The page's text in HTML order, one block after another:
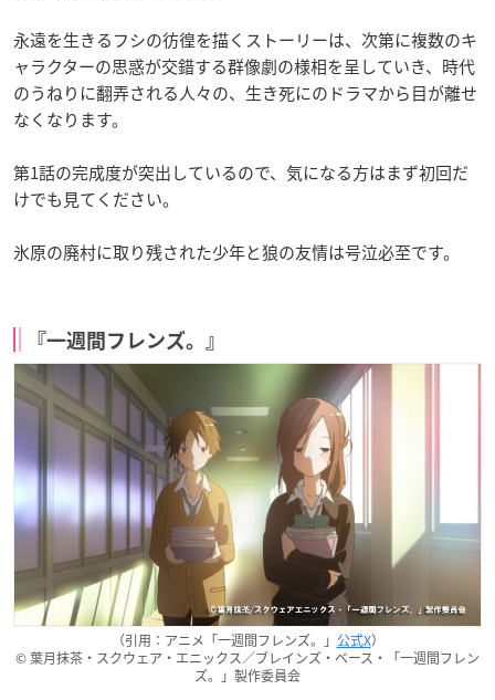
永遠を生きるフシの彷徨を描くストーリーは、次第に複数のキ
ャラクターの思惑が交錯する群像劇の様相を呈していき、時代
のうねりに翻弄される人々の、生き死にのドラマから目が離せ
なくなります。
第1話の完成度が突出しているので、気になる方はまず初回だ
けでも見てください。
氷原の廃村に取り残された少年と狼の友情は号泣必至です。
『一週間フレンズ。』
（引用：アニメ「一週間フレンズ。」 公式X）
© 葉月抹茶・スクウェア・エニックス／ブレインズ・ベース・「一週間フレン
ズ。」製作委員会